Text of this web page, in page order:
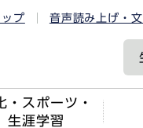
プ 音声読み上げ・
・スポーツ・
生涯学習